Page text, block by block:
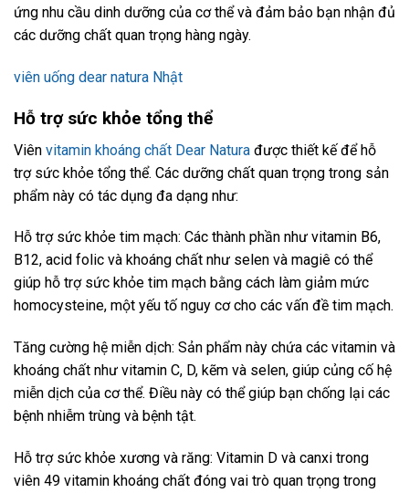
ứng nhu cầu dinh dưỡng của cơ thể và đảm bảo bạn nhận đủ
các dưỡng chất quan trọng hàng ngày.
viên uống dear natura Nhật
Hỗ trợ sức khỏe tổng thể
Viên vitamin khoáng chất Dear Natura được thiết kế để hỗ
trợ sức khỏe tổng thể. Các dưỡng chất quan trọng trong sản
phẩm này có tác dụng đa dạng như:
Hỗ trợ sức khỏe tim mạch: Các thành phần như vitamin B6,
B12, acid folic và khoáng chất như selen và magiê có thể
giúp hỗ trợ sức khỏe tim mạch bằng cách làm giảm mức
homocysteine, một yếu tố nguy cơ cho các vấn đề tim mạch.
Tăng cường hệ miễn dịch: Sản phẩm này chứa các vitamin và
khoáng chất như vitamin C, D, kẽm và selen, giúp củng cố hệ
miễn dịch của cơ thể. Điều này có thể giúp bạn chống lại các
bệnh nhiễm trùng và bệnh tật.
Hỗ trợ sức khỏe xương và răng: Vitamin D và canxi trong
viên 49 vitamin khoáng chất đóng vai trò quan trọng trong